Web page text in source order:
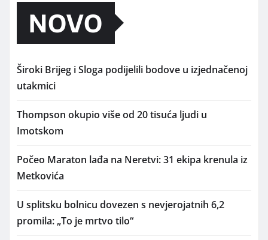
NOVO
Široki Brijeg i Sloga podijelili bodove u izjednačenoj
utakmici
Thompson okupio više od 20 tisuća ljudi u
Imotskom
Počeo Maraton lađa na Neretvi: 31 ekipa krenula iz
Metkovića
U splitsku bolnicu dovezen s nevjerojatnih 6,2
promila: „To je mrtvo tilo“